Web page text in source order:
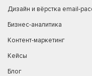
Дизайн и вёрстка email-
Бизнес-аналитика
Контент-маркетинг
Кейсы
Блог